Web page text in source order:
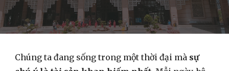
Chúng ta đang sống trong một thời đại mà sự